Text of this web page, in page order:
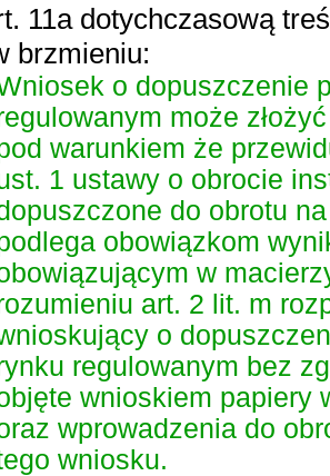
11a dotychczasową
brzmieniu:
o dopuszczenie
może
warunkiem że
1 ustawy o obrocie
do obrotu
obowiązkom
w
art. 2 lit. m
o
regulowanym bez
wnioskiem papiery
wprowadzenia do
wniosku.